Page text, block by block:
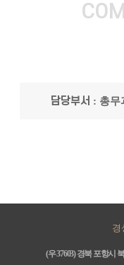
담당부서 : 총무
경
(우 37603) 경북 포항시